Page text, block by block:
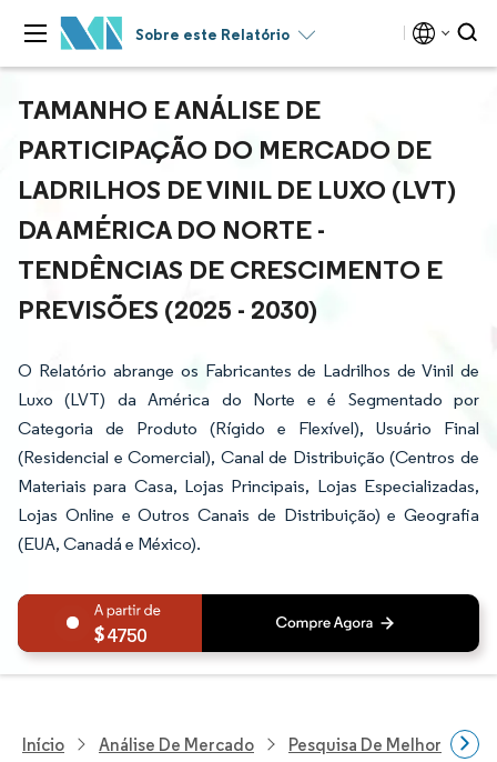
Sobre este Relatório
TAMANHO E ANÁLISE DE
PARTICIPAÇÃO DO MERCADO DE
LADRILHOS DE VINIL DE LUXO (LVT)
DA AMÉRICA DO NORTE -
TENDÊNCIAS DE CRESCIMENTO E
PREVISÕES (2025 - 2030)
O Relatório abrange os Fabricantes de Ladrilhos de Vinil de
Luxo (LVT) da América do Norte e é Segmentado por
Categoria de Produto (Rígido e Flexível), Usuário Final
(Residencial e Comercial), Canal de Distribuição (Centros de
Materiais para Casa, Lojas Principais, Lojas Especializadas,
Lojas Online e Outros Canais de Distribuição) e Geografia
(EUA, Canadá e México).
4750
Início Análise De Mercado Pesquisa De Melhorias